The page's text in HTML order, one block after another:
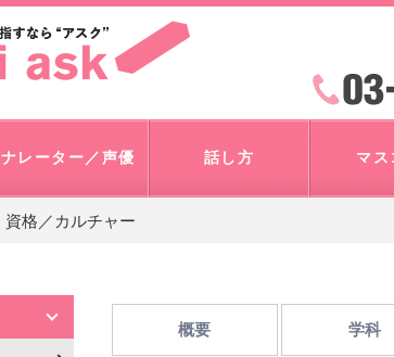
「アナウンサー・マスコ
ナレーター／声優 話し方 マス
資格／カルチャー
概要 学科